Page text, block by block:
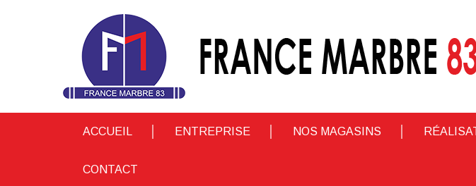
ACCUEIL ENTREPRISE NOS MAGASINS
CONTACT